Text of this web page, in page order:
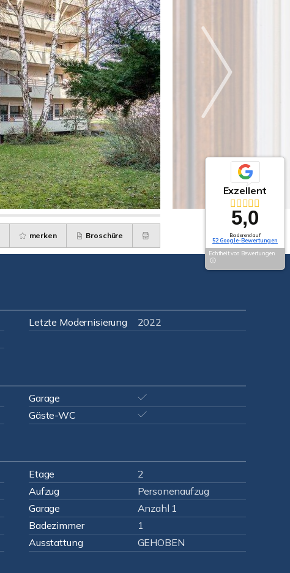
merken Broschüre
Letzte Modernisierung
2022
Garage
Gäste-WC
Etage
2
Aufzug
Personenaufzug
Garage
Anzahl 1
Badezimmer
1
Ausstattung
GEHOBEN
Exzellent
5,0
Basierend auf
52 Google-Bewertungen
Echtheit von Bewertungen